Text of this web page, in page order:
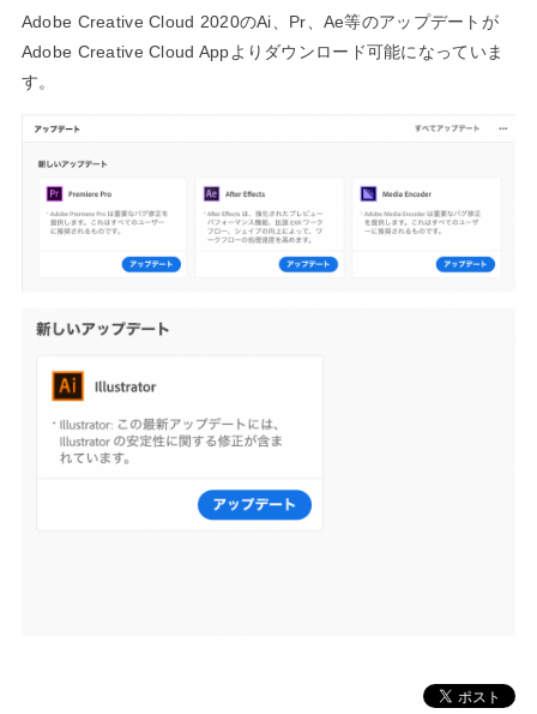
「BOB’S
MACINTOSH」
MAC」として
復活！
Adobe Creative Cloud 2020のAi、Pr、Ae等のアップデートが
Adobe Creative Cloud Appよりダウンロード可能になっていま
す。